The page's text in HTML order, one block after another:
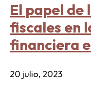
El papel de
fiscales en
financiera
20 julio, 2023